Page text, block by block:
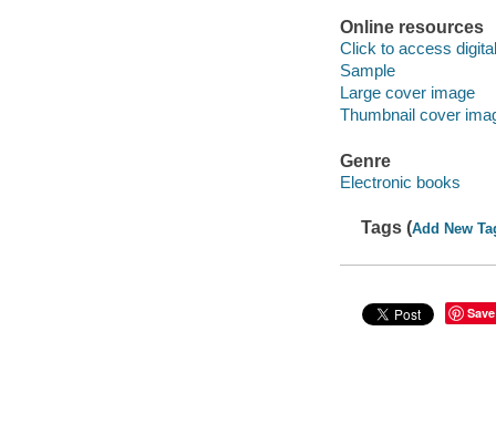
Online resources
Click to access
Sample
Large cover image
Thumbnail cover
Genre
Electronic books
Tags (Add New
Save